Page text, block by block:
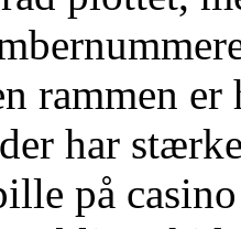
rammen
har
på